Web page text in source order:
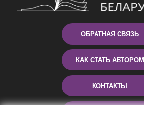
ОБРАТНАЯ СВЯЗЬ
КАК СТАТЬ АВТОРОМ
КОНТАКТЫ